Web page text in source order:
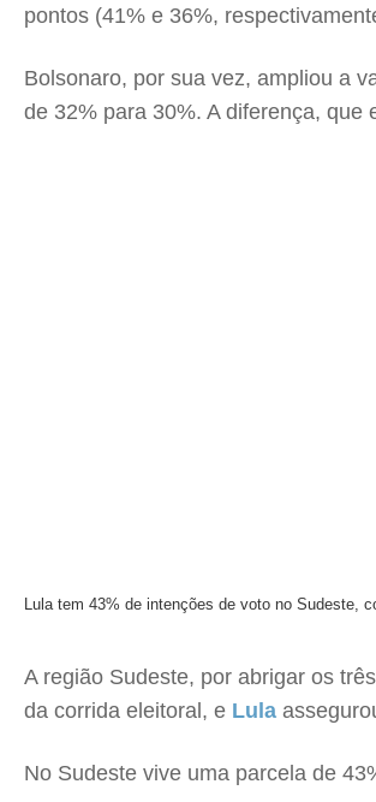
pontos (41% e 36%,
Bolsonaro, por sua vez, ampliou a
de 32% para 30%. A diferença, que
Lula tem 43% de intenções de voto no Sudeste,
A região Sudeste, por abrigar os
da corrida eleitoral, e Lula
No Sudeste vive uma parcela de